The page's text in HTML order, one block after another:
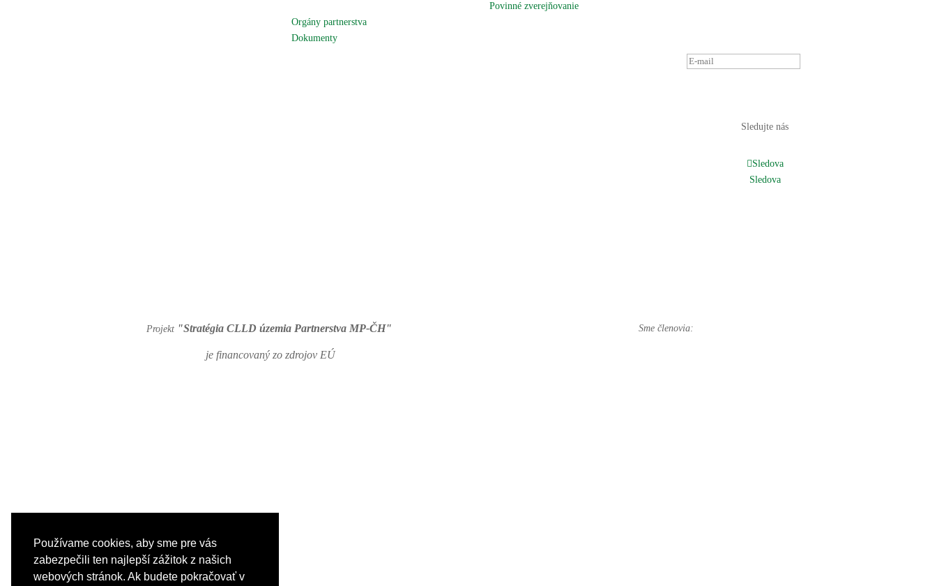
Používame cookies, aby sme pre vás
zabezpečili ten najlepší zážitok z našich
webových stránok. Ak budete pokračovať v
Orgány partnerstva
Dokumenty
Povinné zverejňovanie
Sledujte nás
Sledova
Sledova
Projekt "Stratégia CLLD územia Partnerstva MP-ČH"
je financovaný zo zdrojov EÚ
Sme členovia: